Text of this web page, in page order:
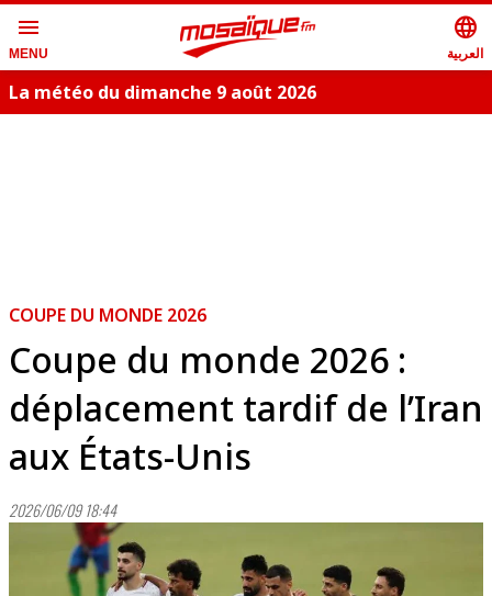
menu
MENU
language
العربية
La météo du dimanche 9 août 2026
COUPE DU MONDE 2026
Coupe du monde 2026 :
déplacement tardif de l’Iran
aux États-Unis
2026/06/09 18:44